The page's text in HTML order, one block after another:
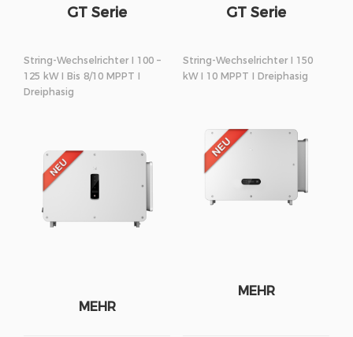
GT Serie
String-Wechselrichter I 100 –
125 kW I Bis 8/10 MPPT I
Dreiphasig
MEHR
GT Serie
String-Wechselrichter I 150
kW I 10 MPPT I Dreiphasig
MEHR